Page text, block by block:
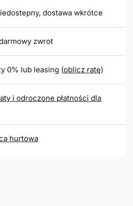
dostawa wkrótce
zwrot
0% lub leasing (oblicz ratę)
i odroczone płatności dla
hurtowa